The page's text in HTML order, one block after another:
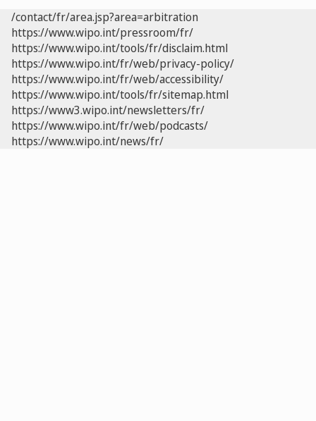
/contact/fr/area.jsp?area=arbitration
https://www.wipo.int/pressroom/fr/
https://www.wipo.int/tools/fr/disclaim.html
https://www.wipo.int/fr/web/privacy-policy/
https://www.wipo.int/fr/web/accessibility/
https://www.wipo.int/tools/fr/sitemap.html
https://www3.wipo.int/newsletters/fr/
https://www.wipo.int/fr/web/podcasts/
https://www.wipo.int/news/fr/